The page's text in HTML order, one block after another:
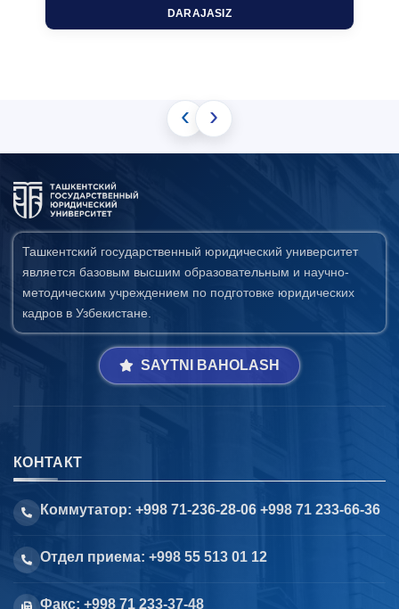
DARAJASIZ
‹ ›
Ташкентский государственный юридический университет
является базовым высшим образовательным и научно-
методическим учреждением по подготовке юридических
кадров в Узбекистане.
SAYTNI BAHOLASH
КОНТАКТ
Коммутатор: +998 71-236-28-06 +998 71 233-66-36
Отдел приема: +998 55 513 01 12
Факс: +998 71 233-37-48